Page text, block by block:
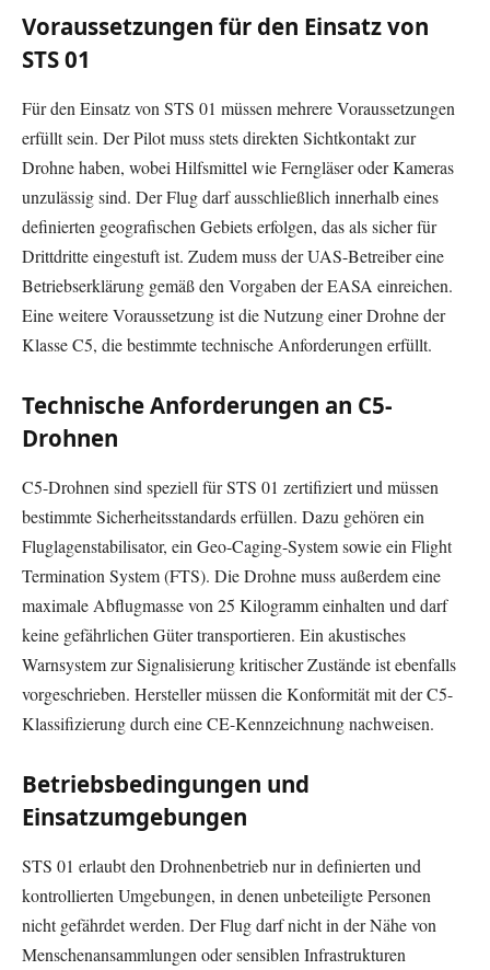
Voraussetzungen für den Einsatz von
STS 01
Für den Einsatz von STS 01 müssen mehrere Voraussetzungen
erfüllt sein. Der Pilot muss stets direkten Sichtkontakt zur
Drohne haben, wobei Hilfsmittel wie Ferngläser oder Kameras
unzulässig sind. Der Flug darf ausschließlich innerhalb eines
definierten geografischen Gebiets erfolgen, das als sicher für
Drittdritte eingestuft ist. Zudem muss der UAS-Betreiber eine
Betriebserklärung gemäß den Vorgaben der EASA einreichen.
Eine weitere Voraussetzung ist die Nutzung einer Drohne der
Klasse C5, die bestimmte technische Anforderungen erfüllt.
Technische Anforderungen an C5-
Drohnen
C5-Drohnen sind speziell für STS 01 zertifiziert und müssen
bestimmte Sicherheitsstandards erfüllen. Dazu gehören ein
Fluglagenstabilisator, ein Geo-Caging-System sowie ein Flight
Termination System (FTS). Die Drohne muss außerdem eine
maximale Abflugmasse von 25 Kilogramm einhalten und darf
keine gefährlichen Güter transportieren. Ein akustisches
Warnsystem zur Signalisierung kritischer Zustände ist ebenfalls
vorgeschrieben. Hersteller müssen die Konformität mit der C5-
Klassifizierung durch eine CE-Kennzeichnung nachweisen.
Betriebsbedingungen und
Einsatzumgebungen
STS 01 erlaubt den Drohnenbetrieb nur in definierten und
kontrollierten Umgebungen, in denen unbeteiligte Personen
nicht gefährdet werden. Der Flug darf nicht in der Nähe von
Menschenansammlungen oder sensiblen Infrastrukturen